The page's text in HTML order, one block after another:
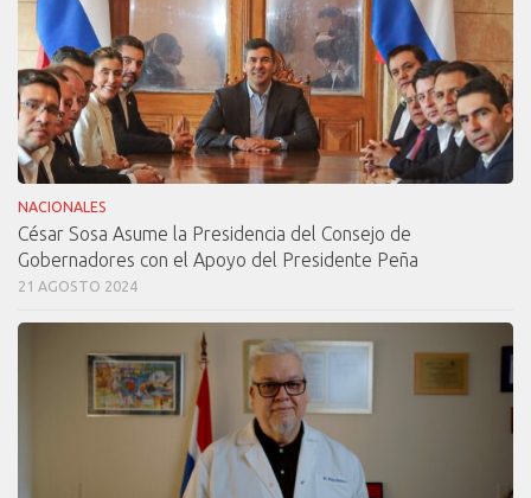
NACIONALES
César Sosa Asume la Presidencia del Consejo de
Gobernadores con el Apoyo del Presidente Peña
21 AGOSTO 2024